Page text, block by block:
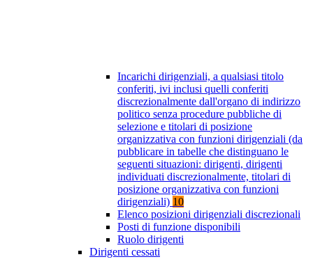
Incarichi dirigenziali, a qualsiasi titolo
conferiti, ivi inclusi quelli conferiti
discrezionalmente dall'organo di indirizzo
politico senza procedure pubbliche di
selezione e titolari di posizione
organizzativa con funzioni dirigenziali (da
pubblicare in tabelle che distinguano le
seguenti situazioni: dirigenti, dirigenti
individuati discrezionalmente, titolari di
posizione organizzativa con funzioni
dirigenziali) 10
Elenco posizioni dirigenziali discrezionali
Posti di funzione disponibili
Ruolo dirigenti
Dirigenti cessati